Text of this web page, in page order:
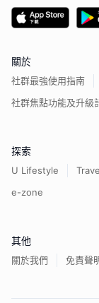
關於
社群最強使用指南
社群焦點功能及升級
探索
U Lifestyle
e-zone
其他
關於我們 免責聲